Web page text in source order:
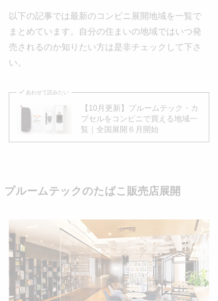
以下の記事では最新のコンビニ展開地域を一覧で
まとめています。自分の住まいの地域ではいつ発
売されるのか知りたい方は是非チェックして下さ
い。
あわせて読みたい
【10月更新】プルームテック・カ
プセルをコンビニで買える地域一
覧｜全国展開６月開始
プルームテックのたばこ販売店展開